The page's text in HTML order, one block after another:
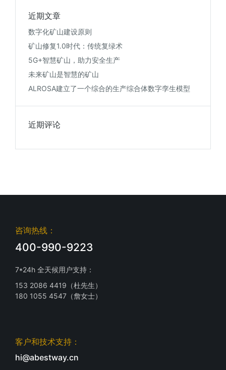
近期文章
数字化矿山建设原则
矿山修复1.0时代：传统复绿术
5G+智慧矿山，助力安全生产
未来矿山是智慧的矿山
ALROSA建立了一个综合的生产综合体数字孪生模型
近期评论
咨询热线：
400-990-9223
7*24h 全天候用户支持：
153 2086 4419（杜先生）
180 1055 4547（詹女士）
客户和技术支持：
hi@abestway.cn